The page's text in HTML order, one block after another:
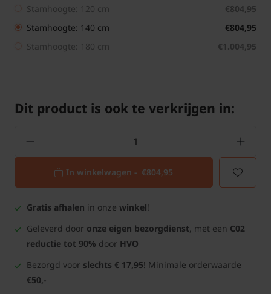
Stamhoogte: 120 cm
€804,95
Stamhoogte: 140 cm
€804,95
Stamhoogte: 180 cm
€1.004,95
Dit product is ook te verkrijgen in:
In winkelwagen - €804,95
Gratis afhalen in onze winkel!
Geleverd door onze eigen bezorgdienst, met een C02
reductie tot 90% door HVO
Bezorgd voor slechts € 17,95! Minimale orderwaarde
€50,-